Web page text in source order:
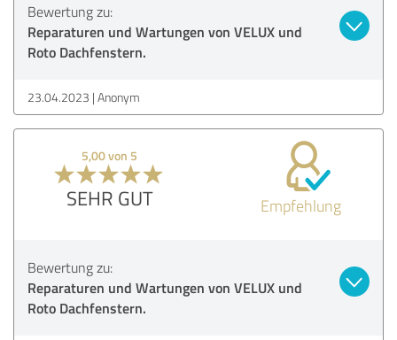
Bewertung zu:
Reparaturen und Wartungen von VELUX und
Roto Dachfenstern.
23.04.2023 Anonym
5,00 von 5
SEHR GUT Empfehlung
Bewertung zu:
Reparaturen und Wartungen von VELUX und
Roto Dachfenstern.